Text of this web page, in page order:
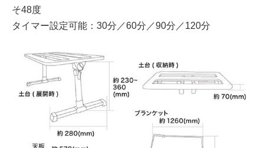
そ48度
タイマー設定可能：30分／60分／90分／120分